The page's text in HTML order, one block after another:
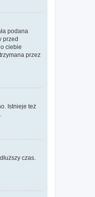
podana
przed
ciebie
przez
Istnieje też
czas.